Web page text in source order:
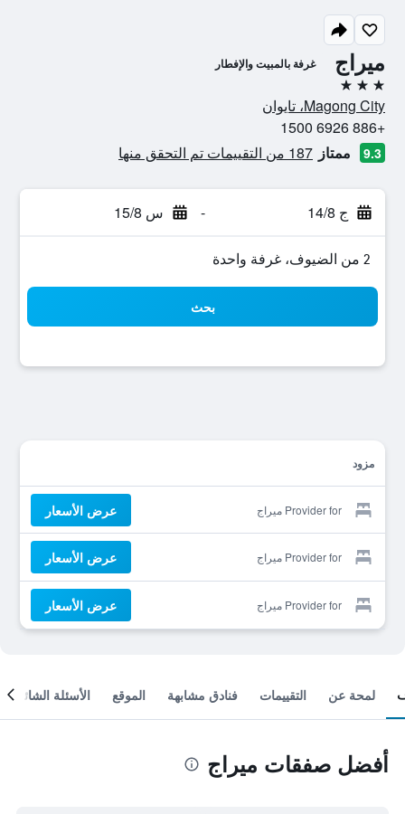
ميراج غرفة بالمبيت والإفطار
3 نجوم
Magong City، تايوان
+886 6926 1500
9.3 ممتاز 187 من التقييمات تم التحقق منها
ج 14/8 - س 15/8
2 من الضيوف، غرفة واحدة
بحث
مزود
Provider for ميراج عرض الأسعار
Provider for ميراج عرض الأسعار
Provider for ميراج عرض الأسعار
لمحة عن التقييمات فنادق مشابهة الموقع الأسئلة الشائعة
أفضل صفقات ميراج